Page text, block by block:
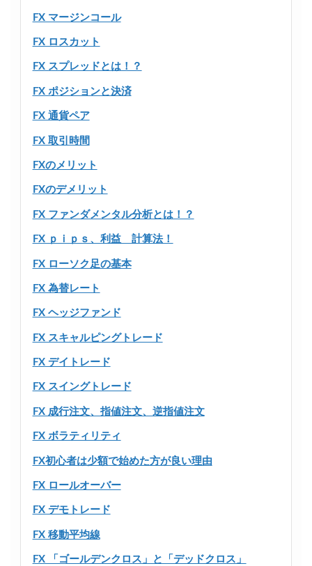
FX マージンコール
FX ロスカット
FX スプレッドとは！？
FX ポジションと決済
FX 通貨ペア
FX 取引時間
FXのメリット
FXのデメリット
FX ファンダメンタル分析とは！？
FX ｐｉｐｓ、利益 計算法！
FX ローソク足の基本
FX 為替レート
FX ヘッジファンド
FX スキャルピングトレード
FX デイトレード
FX スイングトレード
FX 成行注文、指値注文、逆指値注文
FX ボラティリティ
FX初心者は少額で始めた方が良い理由
FX ロールオーバー
FX デモトレード
FX 移動平均線
FX 「ゴールデンクロス」と「デッドクロス」